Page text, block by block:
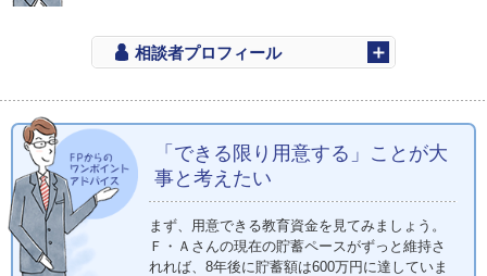
相談者プロフィール
「できる限り用意する」ことが大
事と考えたい
まず、用意できる教育資金を見てみましょう。
Ｆ・Ａさんの現在の貯蓄ペースがずっと維持さ
れれば、8年後に貯蓄額は600万円に達していま